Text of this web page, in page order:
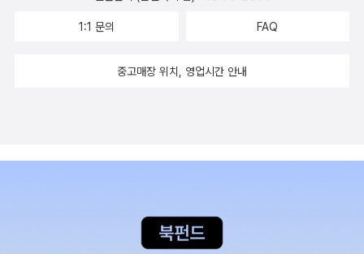
가 빨간색이 모든 사람에게 똑같은 색으로 보이지 않는다는 말을 들
그렇다고 했다. 구스타프는 사랑도 이것과 비슷할 거라고 생각했다.
대 뱡향으로 갈 수도 있을 것이다. 그것보다 더 중요한 것은 두사람이
거기에 있었다는 사실이었다. 사랑이 정말 거기에 있었다는 것을 우
된 전학생 문.문 은 스스로 하는 일 , 엄마와 둘이 생활하는것에 대한
겨울 눈 내릴 때 한여름이 배경인 책을 읽는 기분이란~ 유리창을 통
해 들어오는 겨울 햇빛이 웬지 따뜻하게 느껴지는듯하다. ​​​ ​
1:1 문의 FAQ
중고매장 위치, 영업시간 안내